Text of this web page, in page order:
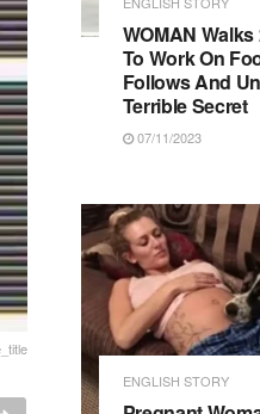
WOMAN Walks
To Work On
Follows And
Terrible Secret
07/11/2023
ENGLISH STORY